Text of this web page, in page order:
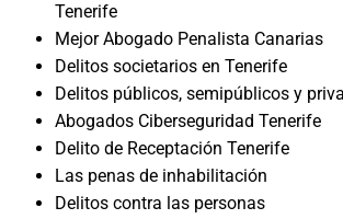
Tenerife
Mejor Abogado Penalista Canarias
Delitos societarios en Tenerife
Delitos públicos, semipúblicos y
Abogados Ciberseguridad Tenerife
Delito de Receptación Tenerife
Las penas de inhabilitación
Delitos contra las personas